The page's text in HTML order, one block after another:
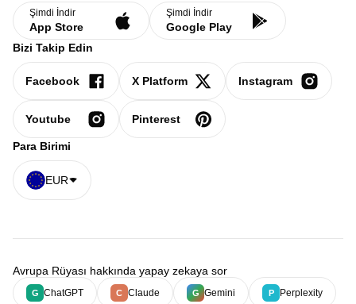
Şimdi İndir
App Store
Şimdi İndir
Google Play
Bizi Takip Edin
Facebook X Platform Instagram
Youtube Pinterest
Para Birimi
EUR
Avrupa Rüyası hakkında yapay zekaya sor
G ChatGPT C Claude G Gemini P Perplexity